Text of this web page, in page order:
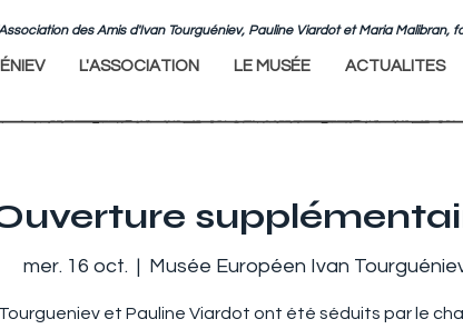
des Amis d'Ivan Tourguéniev, Pauline Viardot et Maria
L'ASSOCIATION LE MUSÉE ACTUALITES
mer. 16 oct.
  |
Musée Européen Ivan
et Pauline Viardot ont été séduits par le